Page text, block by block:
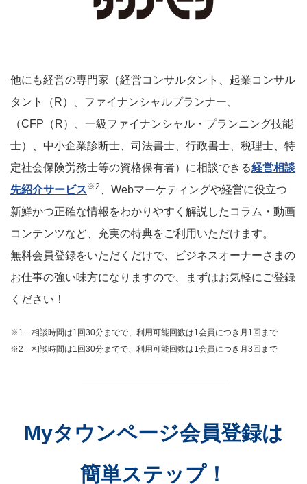
他にも経営の専門家（経営コンサルタント、起業コンサル
タント（R）、ファイナンシャルプランナー、
（CFP（R）、一級ファイナンシャル・プランニング技能
士）、中小企業診断士、司法書士、行政書士、税理士、特
定社会保険労務士等の資格保有者）に相談できる経営相談
先紹介サービス※2
、Webマーケティングや経営に役立つ
新鮮かつ正確な情報をわかりやすく解説したコラム・動画
コンテンツなど、充実の特典をご利用いただけます。
無料会員登録をいただくだけで、ビジネスオーナーさまの
お仕事の強い味方になりますので、まずはお気軽にご登録
ください！
※1 相談時間は1回30分までで、利用可能回数は1会員につき月1回まで
※2 相談時間は1回30分までで、利用可能回数は1会員につき月3回まで
Myタウンページ会員登録は
簡単ステップ！